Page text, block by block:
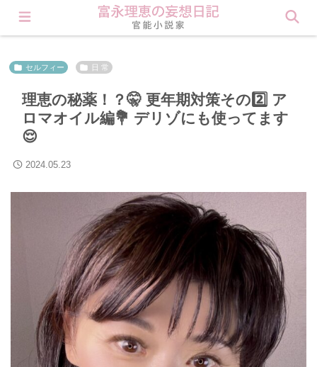
会員登録すると理恵の秘密が見られます❤︎ Click here
セルフィー 日 常
理恵の秘薬！？🤫 更年期対策その2️⃣ ア
ロマオイル編💐 デリゾにも使ってます
😌
2024.05.23